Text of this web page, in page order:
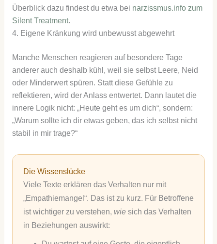
Überblick dazu findest du etwa bei narzissmus.info zum
Silent Treatment.
4. Eigene Kränkung wird unbewusst abgewehrt
Manche Menschen reagieren auf besondere Tage
anderer auch deshalb kühl, weil sie selbst Leere, Neid
oder Minderwert spüren. Statt diese Gefühle zu
reflektieren, wird der Anlass entwertet. Dann lautet die
innere Logik nicht: „Heute geht es um dich“, sondern:
„Warum sollte ich dir etwas geben, das ich selbst nicht
stabil in mir trage?“
Die Wissenslücke
Viele Texte erklären das Verhalten nur mit
„Empathiemangel“. Das ist zu kurz. Für Betroffene
ist wichtiger zu verstehen, wiesich das Verhalten
in Beziehungen auswirkt: